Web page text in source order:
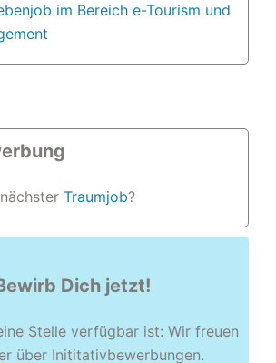
im Bereich e-Tourism und
Traumjob?
Dich jetzt!
Stelle verfügbar ist: Wir freuen
über Inititativbewerbungen.